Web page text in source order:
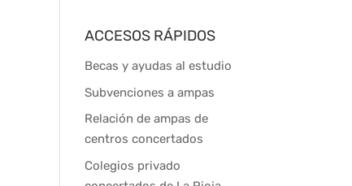
ACCESOS RÁPIDOS
Becas y ayudas al estudio
Subvenciones a ampas
Relación de ampas de
centros concertados
Colegios privado